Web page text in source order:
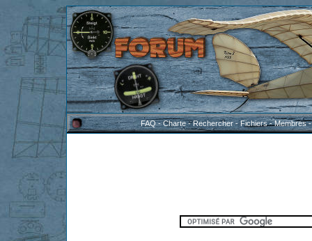
FAQ-Charte-Rechercher-Fichiers-Membres